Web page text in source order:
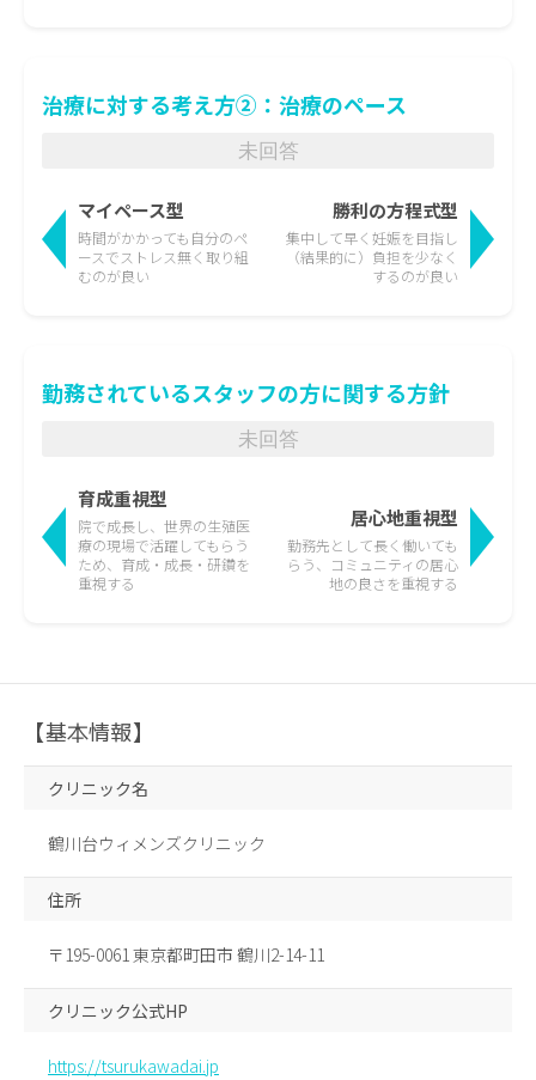
治療に対する考え方②：治療のペース
未回答
マイペース型
時間がかかっても 自分のペ
ースでストレス無く取り組
むのが良い
集中して早く妊娠を目指し
（結果的に）負担を少なく
するのが良い
勝利の方程式型
勤務されているスタッフの方に関する方針
未回答
育成重視型
院で成長し、世界の生殖医
療の現場で活躍してもらう
ため、育成・成長・研鑽を
重視する
勤務先として長く働いても
らう、
コミュニティの居心
地の良さを重視する
居心地重視型
【基本情報】
クリニック名
鶴川台ウィメンズクリニック
住所
〒195-0061 東京都町田市 鶴川2-14-11
クリニック公式HP
https://tsurukawadai.jp